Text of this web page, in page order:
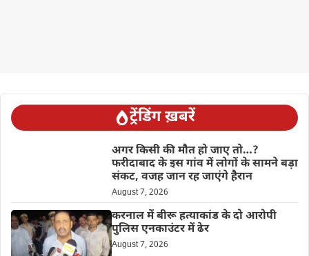
ट्रेंडिंग ख़बरें
अगर किसी की मौत हो जाए तो…?
फरीदाबाद के इस गांव में लोगों के सामने बड़ा
संकट, वजह जान रह जाएंगे हैरान
August 7, 2026
करनाल में बीरू हत्याकांड के दो आरोपी
पुलिस एनकाउंटर में ढेर
August 7, 2026